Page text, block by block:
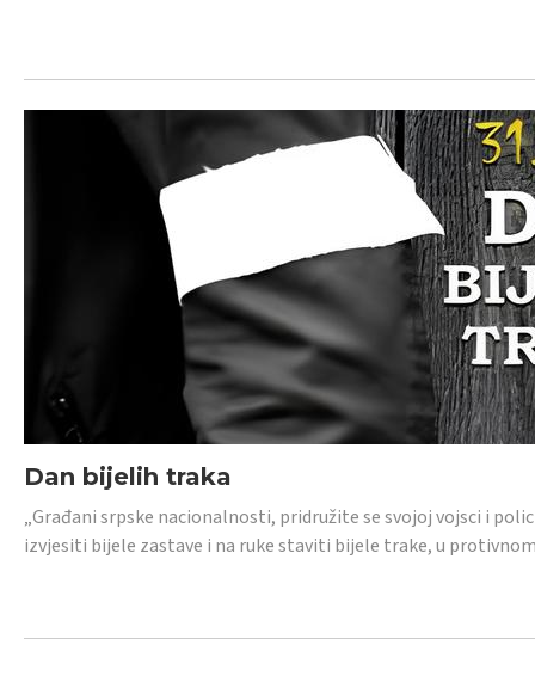
Dan bijelih traka
„Građani srpske nacionalnosti, pridružite se svojoj vojsci i
izvjesiti bijele zastave i na ruke staviti bijele trake, u